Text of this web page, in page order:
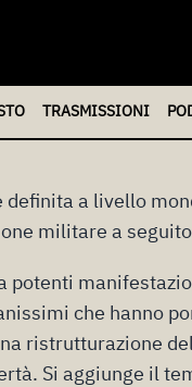
TRASMISSIONI
a livello
militare a
potenti
che hanno
ristrutturazione
Si aggiunge il